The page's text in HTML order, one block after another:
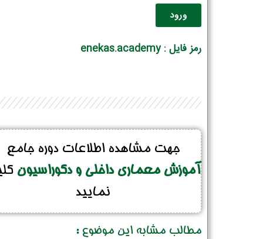
ورود
رمز فایل : enekas.academy
جهت مشاهده اطلاعات دوره جامع
آموزش معماری داخلی و دکوراسیون
نمایید
مطالب مشابه این موضوع :